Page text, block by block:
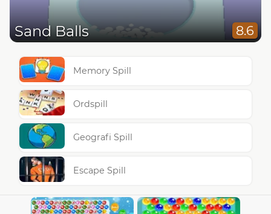
Sand Balls 8.6
Memory Spill
Ordspill
Geografi Spill
Escape Spill